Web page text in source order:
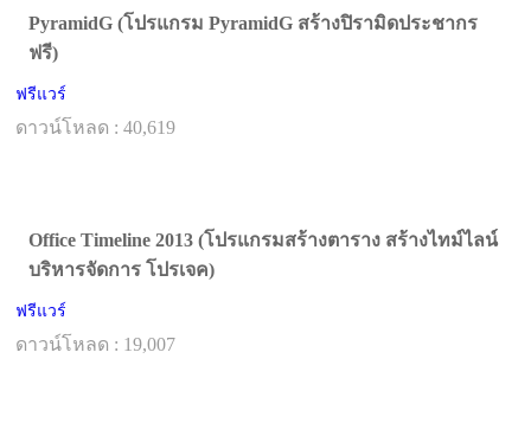
PyramidG (โปรแกรม PyramidG สร้างปิรามิดประชากร
ฟรี)
ฟรีแวร์
ดาวน์โหลด : 40,619
Office Timeline 2013 (โปรแกรมสร้างตาราง สร้างไทม์ไลน์
บริหารจัดการ โปรเจค)
ฟรีแวร์
ดาวน์โหลด : 19,007